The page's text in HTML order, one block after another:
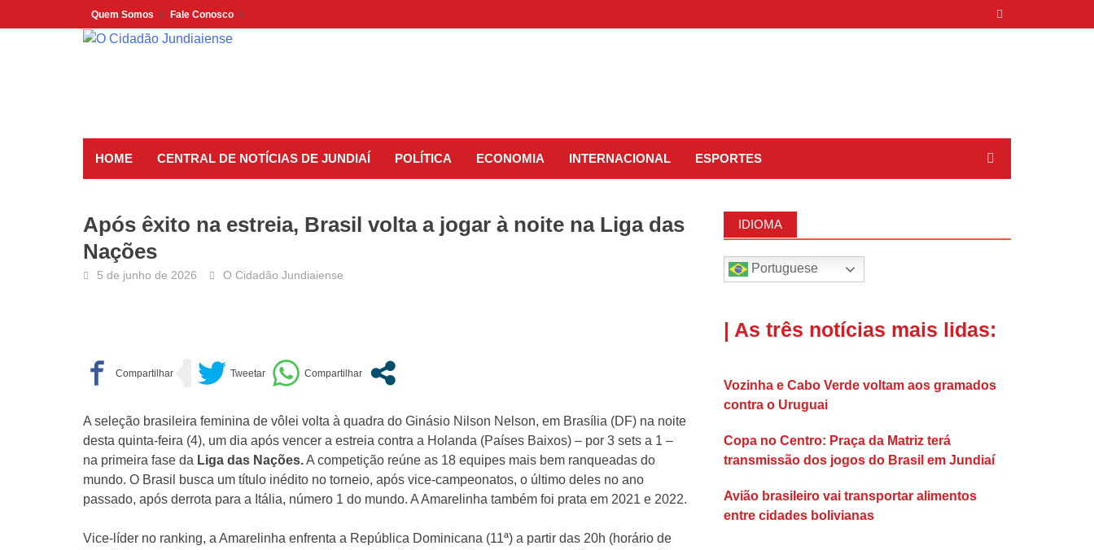
to
Quem Somos Fale Conosco
HOME CENTRAL DE NOTÍCIAS DE JUNDIAÍ POLÍTICA ECONOMIA INTERNACIONAL ESPORTES
Após êxito na estreia, Brasil volta a jogar à noite na Liga das
Nações
5 de junho de 2026 O Cidadão Jundiaiense
A seleção brasileira feminina de vôlei volta à quadra do Ginásio Nilson Nelson, em Brasília (DF) na noite
desta quinta-feira (4), um dia após vencer a estreia contra a Holanda (Países Baixos) – por 3 sets a 1 –
na primeira fase da Liga das Nações.A competição reúne as 18 equipes mais bem ranqueadas do
mundo. O Brasil busca um título inédito no torneio, após vice-campeonatos, o último deles no ano
passado, após derrota para a Itália, número 1 do mundo. A Amarelinha também foi prata em 2021 e 2022.
Vice-líder no ranking, a Amarelinha enfrenta a República Dominicana (11ª) a partir das 20h (horário de
IDIOMA
Portuguese
| As três notícias mais lidas:
Vozinha e Cabo Verde voltam aos gramados
contra o Uruguai
Copa no Centro: Praça da Matriz terá
transmissão dos jogos do Brasil em Jundiaí
Avião brasileiro vai transportar alimentos
entre cidades bolivianas